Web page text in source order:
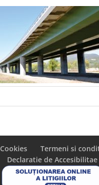
Cookies
Termeni si
Declaratie de Accesibilitae